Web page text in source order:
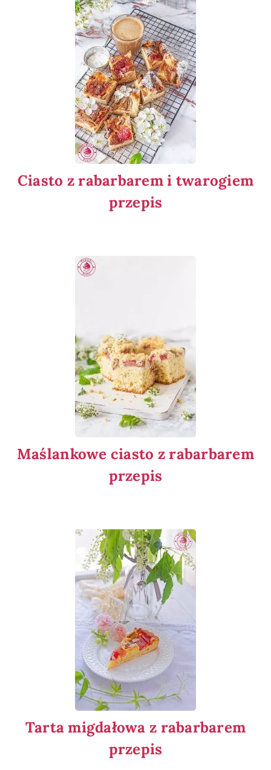
Ciasto z rabarbarem i twarogiem
przepis
Maślankowe ciasto z rabarbarem
przepis
Tarta migdałowa z rabarbarem
przepis